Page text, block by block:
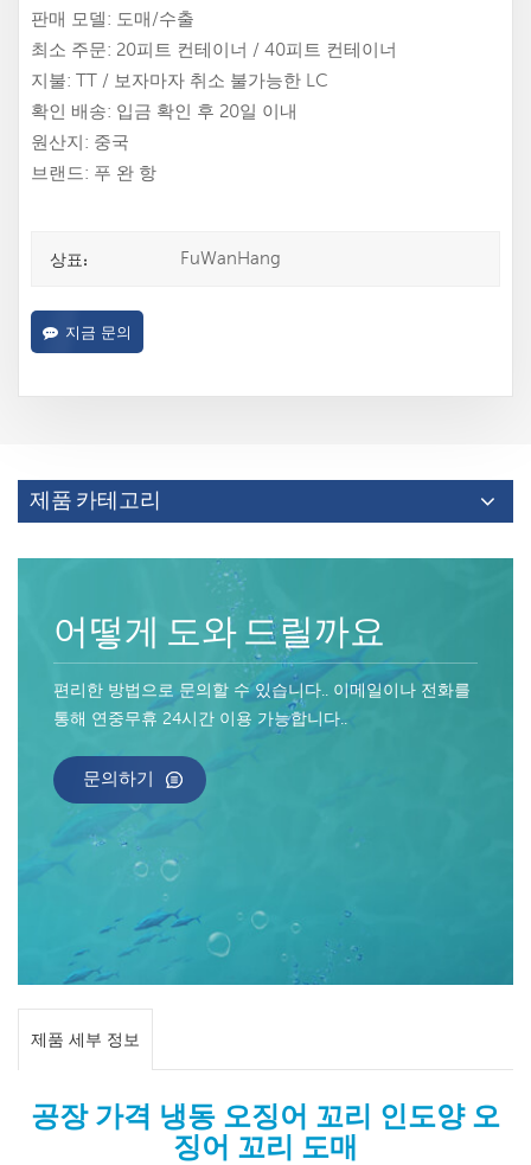
판매 모델: 도매/수출
최소 주문: 20피트 컨테이너 / 40피트 컨테이너
지불: TT / 보자마자 취소 불가능한 LC
확인 배송: 입금 확인 후 20일 이내
원산지: 중국
브랜드: 푸 완 항
상표: FuWanHang
지금 문의
제품 카테고리
어떻게 도와 드릴까요
편리한 방법으로 문의할 수 있습니다.. 이메일이나 전화를
통해 연중무휴 24시간 이용 가능합니다..
문의하기
제품 세부 정보
공장 가격 냉동 오징어 꼬리 인도양 오
징어 꼬리 도매